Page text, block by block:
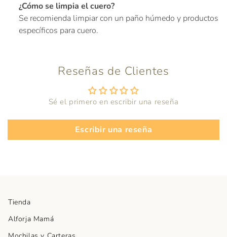
¿Cómo se limpia el cuero?
Se recomienda limpiar con un paño húmedo y productos
específicos para cuero.
Reseñas de Clientes
Sé el primero en escribir una reseña
Escribir una reseña
Tienda
Alforja Mamá